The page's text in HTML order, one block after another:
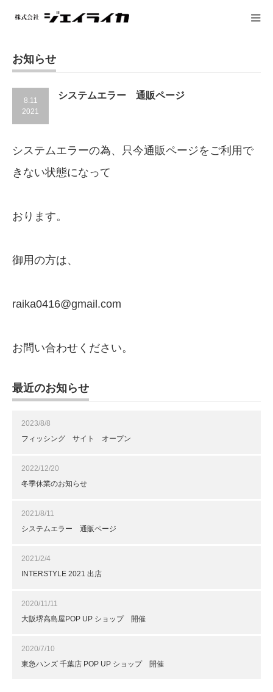
お知らせ
8.11
2021
システムエラー 通販ページ
システムエラーの為、只今通販ページをご利用で
きない状態になって
おります。
御用の方は、
raika0416@gmail.com
お問い合わせください。
最近のお知らせ
2023/8/8
フィッシング サイト オープン
2022/12/20
冬季休業のお知らせ
2021/8/11
システムエラー 通販ページ
2021/2/4
INTERSTYLE 2021 出店
2020/11/11
大阪堺高島屋POP UP ショップ 開催
2020/7/10
東急ハンズ 千葉店 POP UP ショップ 開催